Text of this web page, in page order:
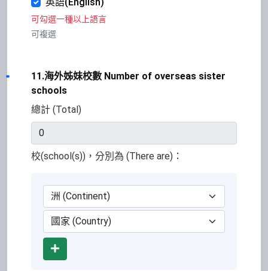
可勾選一種以上語言
可複選
11.海外姊妹校數 Number of overseas sister
schools
總計 (Total)
校(school(s))，分別為 (There are)：
Add